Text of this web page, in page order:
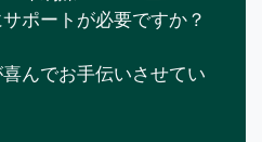
ポートが必要ですか？
んでお手伝いさせてい